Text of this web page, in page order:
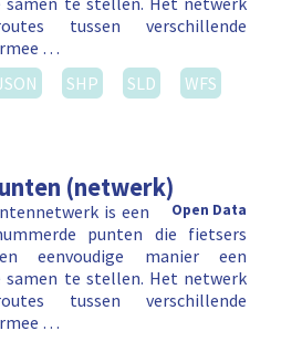
tussen verschillende
…
SHP SLD
WFS
(netwerk)
Open Data
is een
punten die fietsers
eenvoudige manier een
te stellen. Het netwerk
tussen verschillende
…